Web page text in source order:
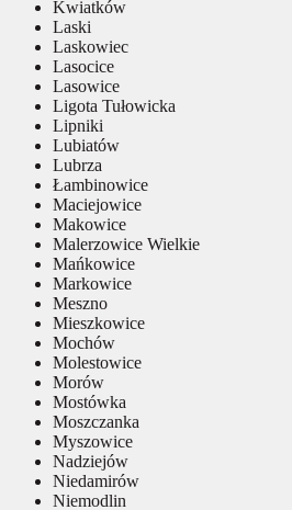
Kwiatków
Laski
Laskowiec
Lasocice
Lasowice
Ligota Tułowicka
Lipniki
Lubiatów
Lubrza
Łambinowice
Maciejowice
Makowice
Malerzowice Wielkie
Mańkowice
Markowice
Meszno
Mieszkowice
Mochów
Molestowice
Morów
Mostówka
Moszczanka
Myszowice
Nadziejów
Niedamirów
Niemodlin